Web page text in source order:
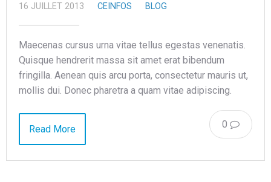
16 JUILLET 2013 CEINFOS BLOG
Maecenas cursus urna vitae tellus egestas venenatis.
Quisque hendrerit massa sit amet erat bibendum
fringilla. Aenean quis arcu porta, consectetur mauris ut,
mollis dui. Donec pharetra a quam vitae adipiscing.
0
Read More